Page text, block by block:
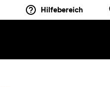
Hilfebereich